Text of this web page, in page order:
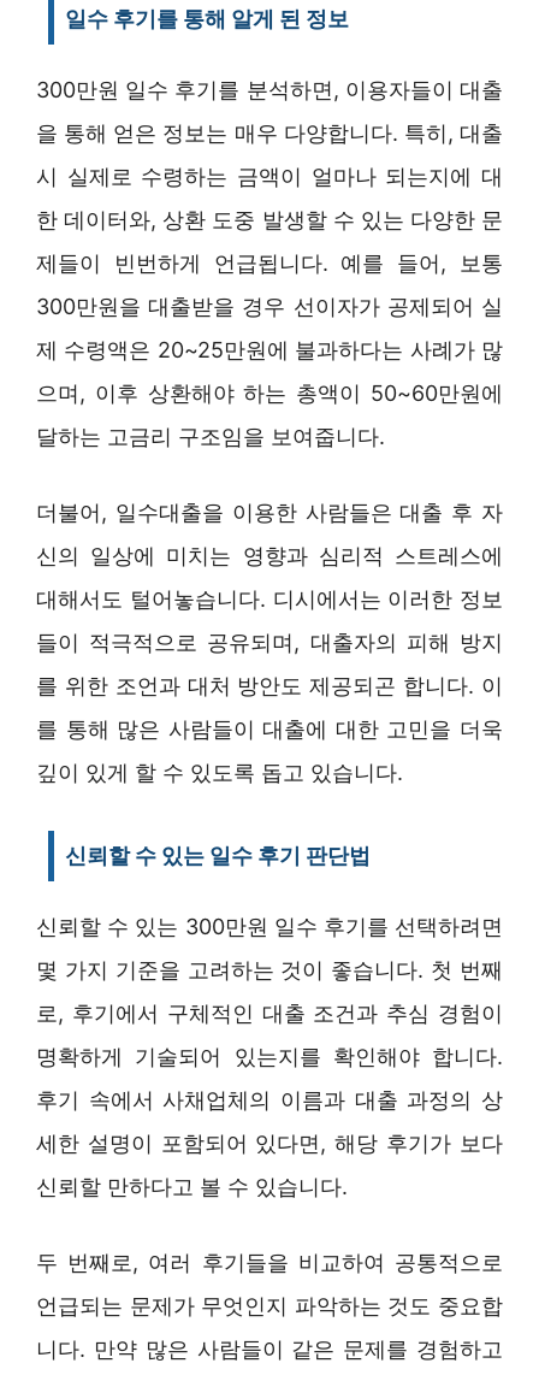
일수 후기를 통해 알게 된 정보
300만원 일수 후기를 분석하면, 이용자들이 대출
을 통해 얻은 정보는 매우 다양합니다. 특히, 대출
시 실제로 수령하는 금액이 얼마나 되는지에 대
한 데이터와, 상환 도중 발생할 수 있는 다양한 문
제들이 빈번하게 언급됩니다. 예를 들어, 보통
300만원을 대출받을 경우 선이자가 공제되어 실
제 수령액은 20~25만원에 불과하다는 사례가 많
으며, 이후 상환해야 하는 총액이 50~60만원에
달하는 고금리 구조임을 보여줍니다.
더불어, 일수대출을 이용한 사람들은 대출 후 자
신의 일상에 미치는 영향과 심리적 스트레스에
대해서도 털어놓습니다. 디시에서는 이러한 정보
들이 적극적으로 공유되며, 대출자의 피해 방지
를 위한 조언과 대처 방안도 제공되곤 합니다. 이
를 통해 많은 사람들이 대출에 대한 고민을 더욱
깊이 있게 할 수 있도록 돕고 있습니다.
신뢰할 수 있는 일수 후기 판단법
신뢰할 수 있는 300만원 일수 후기를 선택하려면
몇 가지 기준을 고려하는 것이 좋습니다. 첫 번째
로, 후기에서 구체적인 대출 조건과 추심 경험이
명확하게 기술되어 있는지를 확인해야 합니다.
후기 속에서 사채업체의 이름과 대출 과정의 상
세한 설명이 포함되어 있다면, 해당 후기가 보다
신뢰할 만하다고 볼 수 있습니다.
두 번째로, 여러 후기들을 비교하여 공통적으로
언급되는 문제가 무엇인지 파악하는 것도 중요합
니다. 만약 많은 사람들이 같은 문제를 경험하고